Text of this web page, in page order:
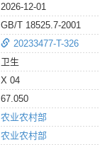
2026-12-01
GB/T 18525.7-2001
20233477-T-326
卫生
X 04
67.050
农业农村部
农业农村部